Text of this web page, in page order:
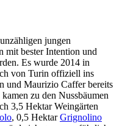
jungen
mit bester Intention und
Es wurde 2014 in
von Turin offiziell ins
und Maurizio Caffer bereits
zu den Nussbäumen
3,5 Hektar Weingärten
, 0,5 HektarGrignolino